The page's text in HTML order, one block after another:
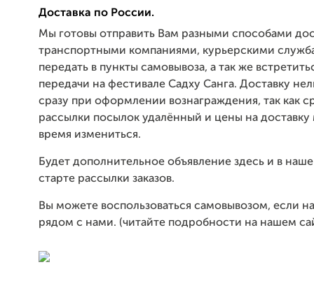
Доставка по России.
Мы готовы отправить Вам разными способами
транспортными компаниями, курьерскими
передать в пункты самовывоза, а так же
передачи на фестивале Садху Санга. Доставку
сразу при оформлении вознаграждения, так как
рассылки посылок удалённый и цены на доставку
время измениться.
Будет дополнительное объявление здесь и в
старте рассылки заказов.
Вы можете воспользоваться самовывозом, если
рядом с нами. (читайте подробности на нашем